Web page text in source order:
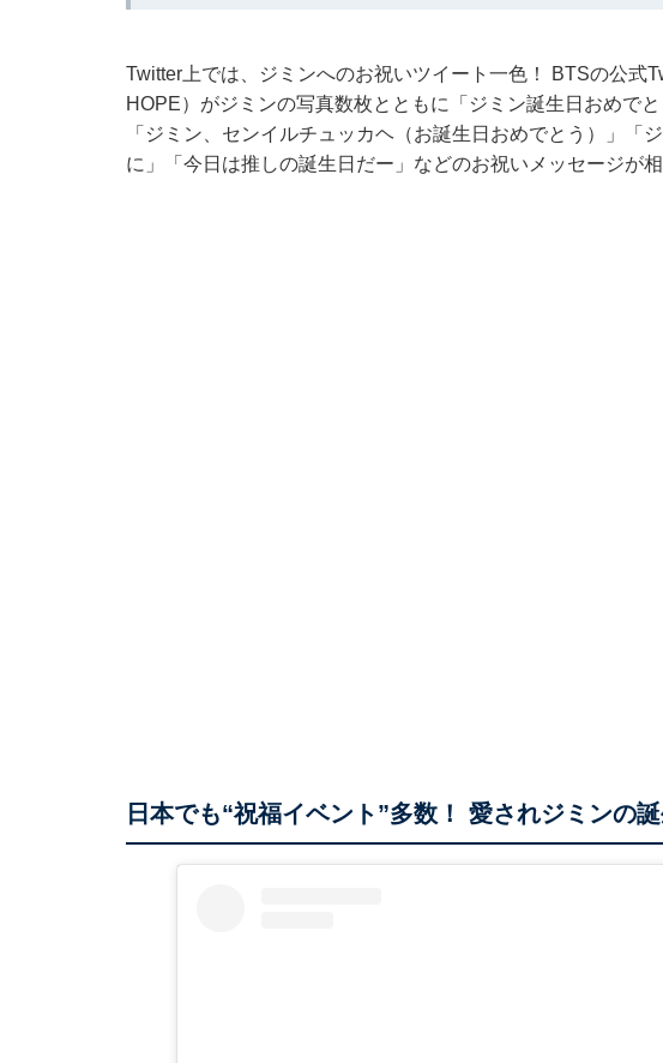
Twitter上では、ジミンへのお祝いツイート一色！ BTSの公式
HOPE）がジミンの写真数枚とともに「ジミン誕生日おめで
「ジミン、センイルチュッカヘ（お誕生日おめでとう）」「
に」「今日は推しの誕生日だー」などのお祝いメッセージが相
日本でも“祝福イベント”多数！ 愛されジミンの